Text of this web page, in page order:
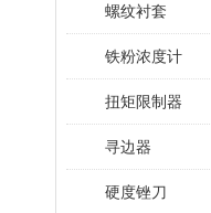
螺纹衬套
铁粉浓度计
扭矩限制器
寻边器
硬度锉刀